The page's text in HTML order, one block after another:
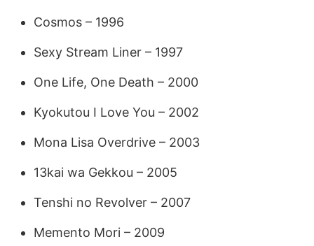
Cosmos – 1996
Sexy Stream Liner – 1997
One Life, One Death – 2000
Kyokutou I Love You – 2002
Mona Lisa Overdrive – 2003
13kai wa Gekkou – 2005
Tenshi no Revolver – 2007
Memento Mori – 2009